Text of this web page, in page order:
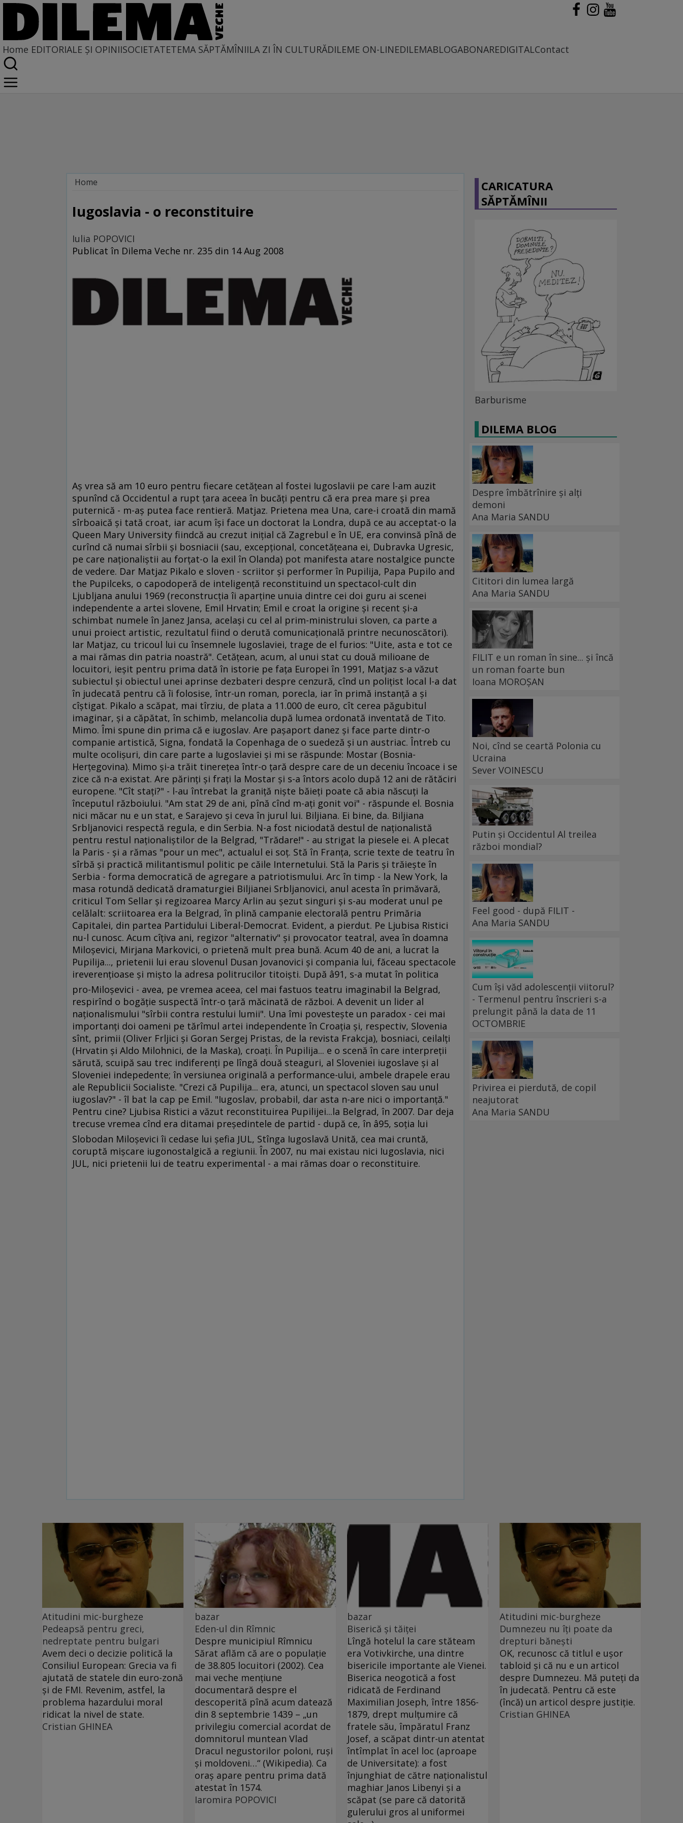
Home EDITORIALE ȘI OPINIISOCIETATETEMA SĂPTĂMÎNIILA ZI ÎN CULTURĂDILEME ON-LINEDILEMABLOGABONAREDIGITALContact
Home
Iugoslavia - o reconstituire
Iulia POPOVICI
Publicat în Dilema Veche nr. 235 din 14 Aug 2008
Aş vrea să am 10 euro pentru fiecare cetăţean al fostei Iugoslavii pe care l-am auzit
spunînd că Occidentul a rupt ţara aceea în bucăţi pentru că era prea mare şi prea
puternică - m-aş putea face rentieră. Matjaz. Prietena mea Una, care-i croată din mamă
sîrboaică şi tată croat, iar acum îşi face un doctorat la Londra, după ce au acceptat-o la
Queen Mary University fiindcă au crezut iniţial că Zagrebul e în UE, era convinsă pînă de
curînd că numai sîrbii şi bosniacii (sau, excepţional, concetăţeana ei, Dubravka Ugresic,
pe care naţionaliştii au forţat-o la exil în Olanda) pot manifesta atare nostalgice puncte
de vedere. Dar Matjaz Pikalo e sloven - scriitor şi performer în Pupilija, Papa Pupilo and
the Pupilceks, o capodoperă de inteligenţă reconstituind un spectacol-cult din
Ljubljana anului 1969 (reconstrucţia îi aparţine unuia dintre cei doi guru ai scenei
independente a artei slovene, Emil Hrvatin; Emil e croat la origine şi recent şi-a
schimbat numele în Janez Jansa, acelaşi cu cel al prim-ministrului sloven, ca parte a
unui proiect artistic, rezultatul fiind o derută comunicaţională printre necunoscători).
Iar Matjaz, cu tricoul lui cu însemnele Iugoslaviei, trage de el furios: "Uite, asta e tot ce
a mai rămas din patria noastră". Cetăţean, acum, al unui stat cu două milioane de
locuitori, ieşit pentru prima dată în istorie pe faţa Europei în 1991, Matjaz s-a văzut
subiectul şi obiectul unei aprinse dezbateri despre cenzură, cînd un poliţist local l-a dat
în judecată pentru că îi folosise, într-un roman, porecla, iar în primă instanţă a şi
cîştigat. Pikalo a scăpat, mai tîrziu, de plata a 11.000 de euro, cît cerea păgubitul
imaginar, şi a căpătat, în schimb, melancolia după lumea ordonată inventată de Tito.
Mimo. Îmi spune din prima că e iugoslav. Are paşaport danez şi face parte dintr-o
companie artistică, Signa, fondată la Copenhaga de o suedeză şi un austriac. Întreb cu
multe ocolişuri, din care parte a Iugoslaviei şi mi se răspunde: Mostar (Bosnia-
Herţegovina). Mimo şi-a trăit tinereţea într-o ţară despre care de un deceniu încoace i se
zice că n-a existat. Are părinţi şi fraţi la Mostar şi s-a întors acolo după 12 ani de rătăciri
europene. "Cît staţi?" - l-au întrebat la graniţă nişte băieţi poate că abia născuţi la
începutul războiului. "Am stat 29 de ani, pînă cînd m-aţi gonit voi" - răspunde el. Bosnia
nici măcar nu e un stat, e Sarajevo şi ceva în jurul lui. Biljiana. Ei bine, da. Biljiana
Srbljanovici respectă regula, e din Serbia. N-a fost niciodată destul de naţionalistă
pentru restul naţionaliştilor de la Belgrad, "Trădare!" - au strigat la piesele ei. A plecat
la Paris - şi a rămas "pour un mec", actualul ei soţ. Stă în Franţa, scrie texte de teatru în
sîrbă şi practică militantismul politic pe căile Internetului. Stă la Paris şi trăieşte în
Serbia - forma democratică de agregare a patriotismului. Arc în timp - la New York, la
masa rotundă dedicată dramaturgiei Biljianei Srbljanovici, anul acesta în primăvară,
criticul Tom Sellar şi regizoarea Marcy Arlin au şezut singuri şi s-au moderat unul pe
celălalt: scriitoarea era la Belgrad, în plină campanie electorală pentru Primăria
Capitalei, din partea Partidului Liberal-Democrat. Evident, a pierdut. Pe Ljubisa Ristici
nu-l cunosc. Acum cîţiva ani, regizor "alternativ" şi provocator teatral, avea în doamna
Miloşevici, Mirjana Markovici, o prietenă mult prea bună. Acum 40 de ani, a lucrat la
Pupilija..., prietenii lui erau slovenul Dusan Jovanovici şi compania lui, făceau spectacole
ireverenţioase şi mişto la adresa politrucilor titoişti. După â91, s-a mutat în politica
pro-Miloşevici - avea, pe vremea aceea, cel mai fastuos teatru imaginabil la Belgrad,
respirînd o bogăţie suspectă într-o ţară măcinată de război. A devenit un lider al
naţionalismului "sîrbii contra restului lumii". Una îmi povesteşte un paradox - cei mai
importanţi doi oameni pe tărîmul artei independente în Croaţia şi, respectiv, Slovenia
sînt, primii (Oliver Frljici şi Goran Sergej Pristas, de la revista Frakcja), bosniaci, ceilalţi
(Hrvatin şi Aldo Milohnici, de la Maska), croaţi. În Pupilija... e o scenă în care interpreţii
sărută, scuipă sau trec indiferenţi pe lîngă două steaguri, al Sloveniei iugoslave şi al
Sloveniei indepedente; în versiunea originală a performance-ului, ambele drapele erau
ale Republicii Socialiste. "Crezi că Pupilija... era, atunci, un spectacol sloven sau unul
iugoslav?" - îl bat la cap pe Emil. "Iugoslav, probabil, dar asta n-are nici o importanţă."
Pentru cine? Ljubisa Ristici a văzut reconstituirea Pupilijei...la Belgrad, în 2007. Dar deja
trecuse vremea cînd era ditamai preşedintele de partid - după ce, în â95, soţia lui
Slobodan Miloşevici îi cedase lui şefia JUL, Stînga Iugoslavă Unită, cea mai cruntă,
coruptă mişcare iugonostalgică a regiunii. În 2007, nu mai existau nici Iugoslavia, nici
JUL, nici prietenii lui de teatru experimental - a mai rămas doar o reconstituire.
CARICATURA
SĂPTĂMÎNII
Barburisme
DILEMA BLOG
Despre îmbătrînire și alți
demoni
Ana Maria SANDU
Cititori din lumea largă
Ana Maria SANDU
FILIT e un roman în sine... și încă
un roman foarte bun
Ioana MOROȘAN
Noi, cînd se ceartă Polonia cu
Ucraina
Sever VOINESCU
Putin și Occidentul Al treilea
război mondial?
Feel good - după FILIT -
Ana Maria SANDU
Cum își văd adolescenții viitorul?
- Termenul pentru înscrieri s-a
prelungit până la data de 11
OCTOMBRIE
Privirea ei pierdută, de copil
neajutorat
Ana Maria SANDU
Atitudini mic-burgheze
Pedeapsă pentru greci,
nedreptate pentru bulgari
Avem deci o decizie politică la
Consiliul European: Grecia va fi
ajutată de statele din euro-zonă
şi de FMI. Revenim, astfel, la
problema hazardului moral
ridicat la nivel de state.
Cristian GHINEA
bazar
Eden-ul din Rîmnic
Despre municipiul Rîmnicu
Sărat aflăm că are o populaţie
de 38.805 locuitori (2002). Cea
mai veche menţiune
documentară despre el
descoperită pînă acum datează
din 8 septembrie 1439 – „un
privilegiu comercial acordat de
domnitorul muntean Vlad
Dracul negustorilor poloni, ruşi
şi moldoveni…“ (Wikipedia). Ca
oraş apare pentru prima dată
atestat în 1574.
Iaromira POPOVICI
bazar
Biserică şi tăiţei
Lîngă hotelul la care stăteam
era Votivkirche, una dintre
bisericile importante ale Vienei.
Biserica neogotică a fost
ridicată de Ferdinand
Maximilian Joseph, între 1856-
1879, drept mulţumire că
fratele său, împăratul Franz
Josef, a scăpat dintr-un atentat
întîmplat în acel loc (aproape
de Universitate): a fost
înjunghiat de către naţionalistul
maghiar Janos Libenyi şi a
scăpat (se pare că datorită
gulerului gros al uniformei
Atitudini mic-burgheze
Dumnezeu nu îţi poate da
drepturi băneşti
OK, recunosc că titlul e uşor
tabloid şi că nu e un articol
despre Dumnezeu. Mă puteţi da
în judecată. Pentru că este
(încă) un articol despre justiţie.
Cristian GHINEA